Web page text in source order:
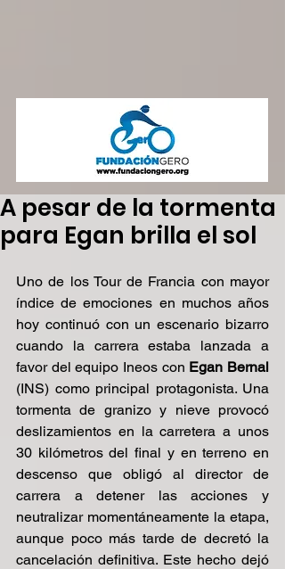
A pesar de la tormenta
para Egan brilla el sol
Uno de los Tour de Francia con mayor
índice de emociones en muchos años
hoy continuó con un escenario bizarro
cuando la carrera estaba lanzada a
favor del equipo Ineos con Egan Bernal
(INS) como principal protagonista. Una
tormenta de granizo y nieve provocó
deslizamientos en la carretera a unos
30 kilómetros del final y en terreno en
descenso que obligó al director de
carrera a detener las acciones y
neutralizar momentáneamente la etapa,
aunque poco más tarde de decretó la
cancelación definitiva. Este hecho dejó